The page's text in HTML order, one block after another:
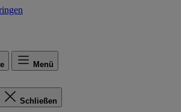
Menü
Schließen